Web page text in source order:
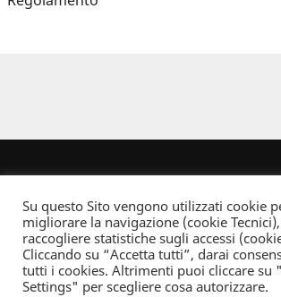
Dove non indicato altrimenti quest’opera
Creative Commons Attribuzione - Non commerciale - Non
Su questo Sito vengono utilizzati cookie
migliorare la navigazione (cookie
raccogliere statistiche sugli accessi
Cliccando su “Accetta tutti”, darai
tutti i cookies. Altrimenti puoi cliccare su
Settings" per scegliere cosa autorizzare.